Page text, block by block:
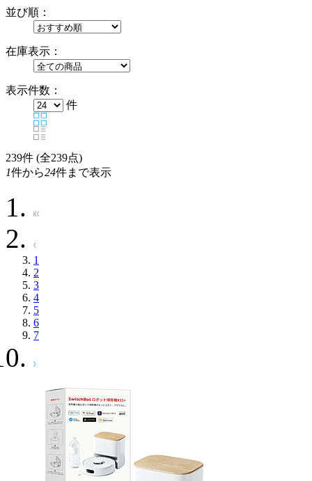
並び順：
在庫表示：
表示件数：
件
239件 (全239点)
1件から24件まで表示
1
2
3
4
5
6
7